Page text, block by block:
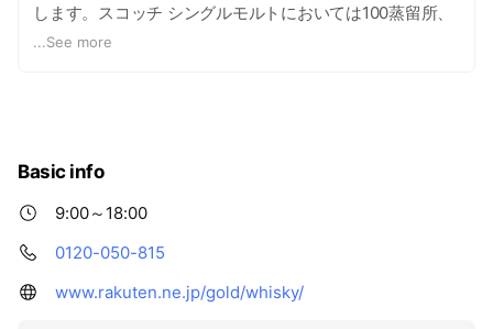
します。スコッチ シングルモルトにおいては100蒸留所、
バーボン、ジャパニーズウイスキーなど500種類以上の品
...See more
Basic info
9:00～18:00
0120-050-815
www.rakuten.ne.jp/gold/whisky/